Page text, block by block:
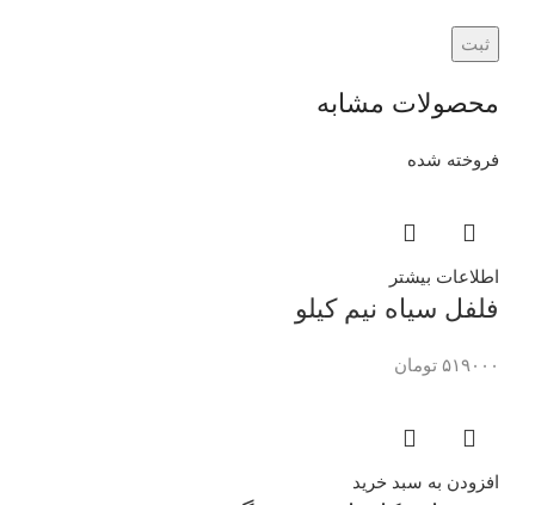
محصولات مشابه
فروخته شده
اطلاعات بیشتر
فلفل سیاه نیم کیلو
۵۱۹۰۰۰ تومان
افزودن به سبد خرید